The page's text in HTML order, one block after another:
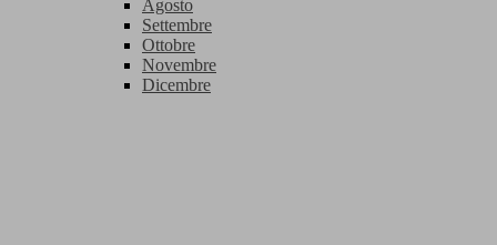
Agosto
Settembre
Ottobre
Novembre
Dicembre